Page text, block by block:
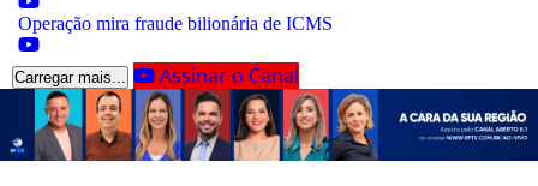
Operação mira fraude bilionária de ICMS
Carregar mais... Assinar o Canal